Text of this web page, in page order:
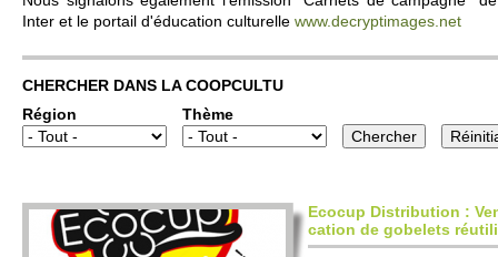
Inter et le po­rtail d'éducation culture­lle www.​decryptimages.​net
CHER­CHER DANS LA CO­OPCULTU
Région
Thème
Eco­cup Dis­tri­bution :
cation de gobe­lets